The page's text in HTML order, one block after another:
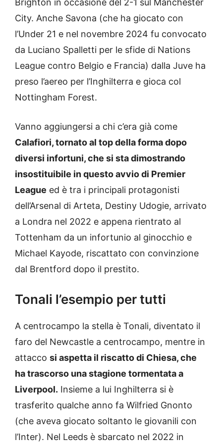
Brighton in occasione del 2-1 sul Manchester
City. Anche Savona (che ha giocato con
l’Under 21 e nel novembre 2024 fu convocato
da Luciano Spalletti per le sfide di Nations
League contro Belgio e Francia) dalla Juve ha
preso l’aereo per l’Inghilterra e gioca col
Nottingham Forest.
Vanno aggiungersi a chi c’era già come
Calafiori, tornato al top della forma dopo
diversi infortuni, che si sta dimostrando
insostituibile in questo avvio di Premier
League ed è tra i principali protagonisti
dell’Arsenal di Arteta, Destiny Udogie, arrivato
a Londra nel 2022 e appena rientrato al
Tottenham da un infortunio al ginocchio e
Michael Kayode, riscattato con convinzione
dal Brentford dopo il prestito.
Tonali l’esempio per tutti
A centrocampo la stella è Tonali, diventato il
faro del Newcastle a centrocampo, mentre in
attacco si aspetta il riscatto di Chiesa, che
ha trascorso una stagione tormentata a
Liverpool. Insieme a lui Inghilterra si è
trasferito qualche anno fa Wilfried Gnonto
(che aveva giocato soltanto le giovanili con
l’Inter). Nel Leeds è sbarcato nel 2022 in